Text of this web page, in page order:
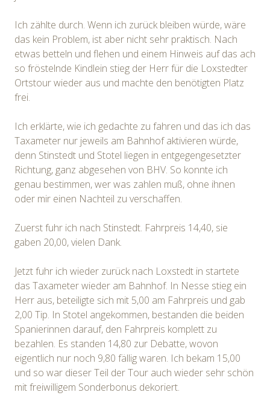
Ich zählte durch. Wenn ich zurück bleiben würde, wäre
das kein Problem, ist aber nicht sehr praktisch. Nach
etwas betteln und flehen und einem Hinweis auf das ach
so fröstelnde Kindlein stieg der Herr für die Loxstedter
Ortstour wieder aus und machte den benötigten Platz
frei.
Ich erklärte, wie ich gedachte zu fahren und das ich das
Taxameter nur jeweils am Bahnhof aktivieren würde,
denn Stinstedt und Stotel liegen in entgegengesetzter
Richtung, ganz abgesehen von BHV. So konnte ich
genau bestimmen, wer was zahlen muß, ohne ihnen
oder mir einen Nachteil zu verschaffen.
Zuerst fuhr ich nach Stinstedt. Fahrpreis 14,40, sie
gaben 20,00, vielen Dank.
Jetzt fuhr ich wieder zurück nach Loxstedt in startete
das Taxameter wieder am Bahnhof. In Nesse stieg ein
Herr aus, beteiligte sich mit 5,00 am Fahrpreis und gab
2,00 Tip. In Stotel angekommen, bestanden die beiden
Spanierinnen darauf, den Fahrpreis komplett zu
bezahlen. Es standen 14,80 zur Debatte, wovon
eigentlich nur noch 9,80 fällig waren. Ich bekam 15,00
und so war dieser Teil der Tour auch wieder sehr schön
mit freiwilligem Sonderbonus dekoriert.